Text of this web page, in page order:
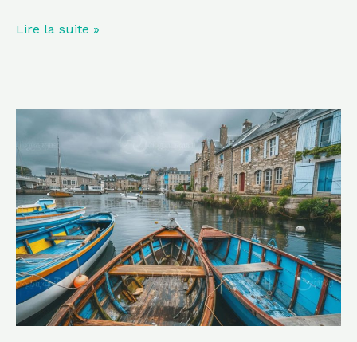
Lire la suite »
connue
que
Brest,
cette
ville
portuaire
bretonne
offre
un